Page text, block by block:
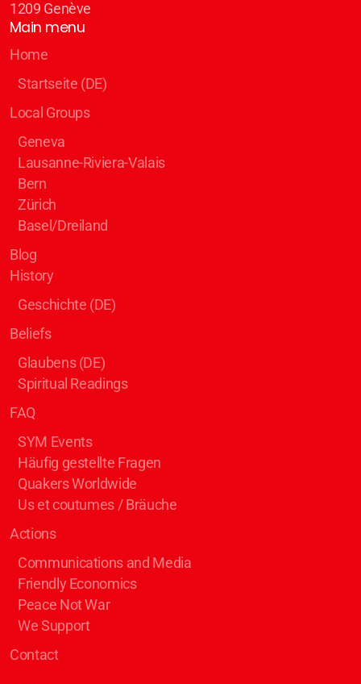
1209 Genève
Main menu
Home
Startseite (DE)
Local Groups
Geneva
Lausanne-Riviera-Valais
Bern
Zürich
Basel/Dreiland
Blog
History
Geschichte (DE)
Beliefs
Glaubens (DE)
Spiritual Readings
FAQ
SYM Events
Häufig gestellte Fragen
Quakers Worldwide
Us et coutumes / Bräuche
Actions
Communications and Media
Friendly Economics
Peace Not War
We Support
Contact